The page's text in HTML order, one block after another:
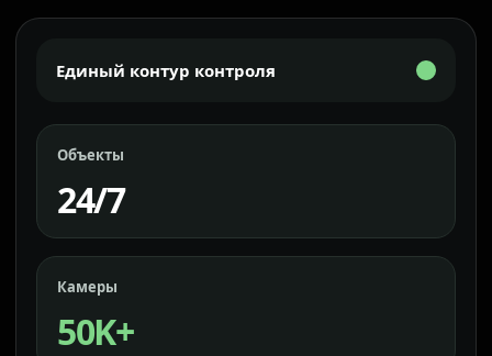
Единый контур контроля
Объекты
24/7
Камеры
50K+